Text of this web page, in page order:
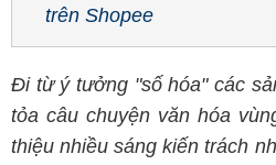
trên Shopee
Đi từ ý tưởng "số hóa" các
tỏa câu chuyện văn hóa
thiệu nhiều sáng kiến trách